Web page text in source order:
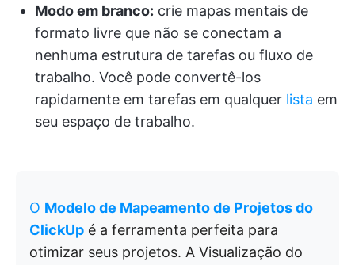
Modo em branco: crie mapas mentais de
formato livre que não se conectam a
nenhuma estrutura de tarefas ou fluxo de
trabalho. Você pode convertê-los
rapidamente em tarefas em qualquer lista em
seu espaço de trabalho.
O Modelo de Mapeamento de Projetos do
ClickUp é a ferramenta perfeita para
otimizar seus projetos. A Visualização do